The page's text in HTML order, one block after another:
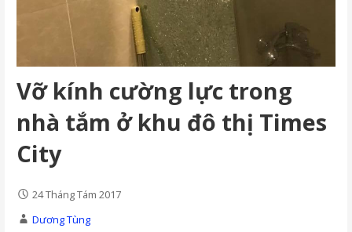
Vỡ kính cường lực trong
nhà tắm ở khu đô thị Times
City
24 Tháng Tám 2017
Dương Tùng